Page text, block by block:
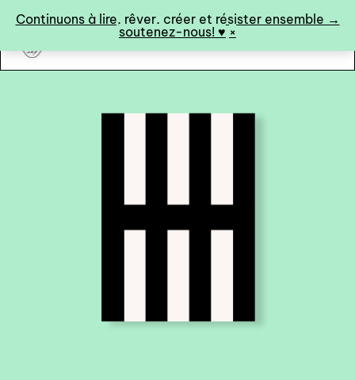
Continuons à lire, rêver, créer et résister ensemble →
soutenez-nous! ♥︎ ×
art&fiction
catalogue ↓